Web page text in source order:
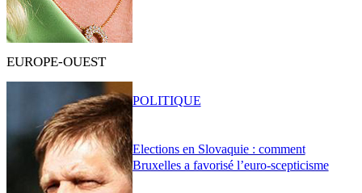
EUROPE-OUEST
Elections en Slovaquie : comment
Bruxelles a favorisé l’euro-scepticisme
POLITIQUE